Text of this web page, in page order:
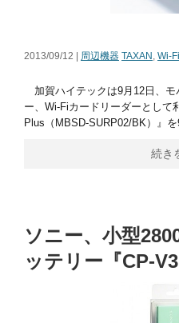
2013/09/12 | 周辺機器 TAXAN Wi-
加賀ハイテックは9月12日、モ
ー、Wi-Fiカードリーダーとして
Plus（MBSD-SURP02/BK）』を
続き
ソニー、小型
ッテリー『CP-